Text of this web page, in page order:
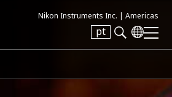
Nikon Instruments Inc. | Americas
pt